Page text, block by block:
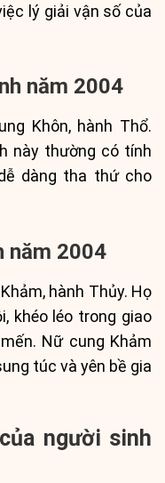
lý giải vận số của
năm 2004
Khôn, hành Thổ.
này thường có tính
dàng tha thứ cho
năm 2004
hành Thủy. Họ
khéo léo trong giao
Nữ cung Khảm
túc và yên bề gia
người sinh